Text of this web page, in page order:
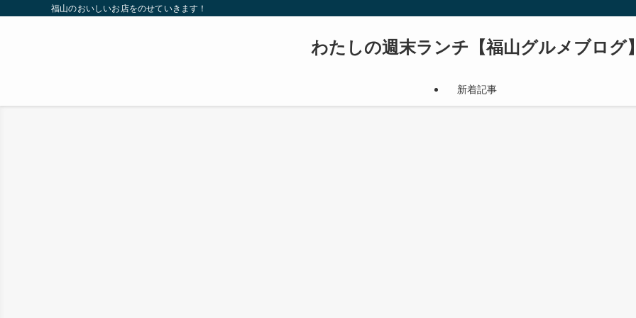
福山のおいしいお店をのせていきます！
わたしの週末ランチ【福山グルメブログ
新着記事